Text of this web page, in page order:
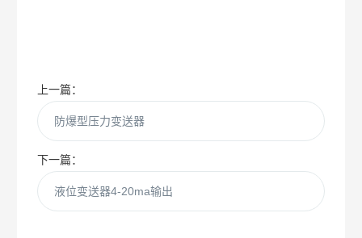
上一篇：
防爆型压力变送器
下一篇：
液位变送器4-20ma输出